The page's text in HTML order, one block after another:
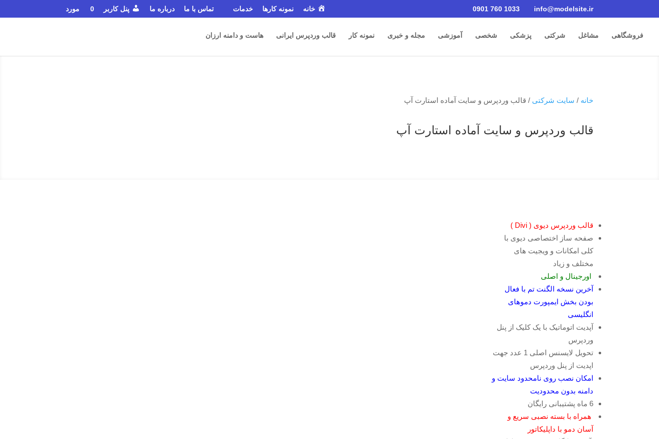
0901 760 1033 info@modelsite.ir خانه نمونه کارها خدمات تماس با ما درباره ما پنل کاربر 0 مورد
فروشگاهی مشاغل شرکتی پزشکی شخصی آموزشی مجله و خبری نمونه کار قالب وردپرس ایرانی هاست و دامنه ارزان
خانه / سایت شرکتی / قالب وردپرس و سایت آماده استارت آپ
قالب وردپرس و سایت آماده استارت آپ
قالب وردپرس دیوی ( Divi )
صفحه ساز اختصاصی دیوی با
کلی امکانات و ویجیت های
مختلف و زیاد
اورجینال و اصلی
آخرین نسخه الگنت تم با فعال
بودن بخش ایمپورت دموهای
انگلیسی
آپدیت اتوماتیک با یک کلیک از پنل
وردپرس
تحویل لایسنس اصلی 1 عدد جهت
اپدیت از پنل وردپرس
امکان نصب روی نامحدود سایت و
دامنه بدون محدودیت
6 ماه پشتیبانی رایگان
همراه با بسته نصبی سریع و
آسان دمو با داپلیکاتور